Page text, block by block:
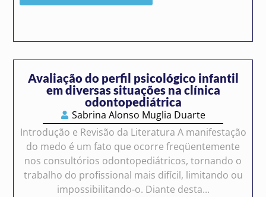
Avaliação do perfil psicológico infantil
em diversas situações na clínica
odontopediátrica
Sabrina Alonso Muglia Duarte
Introdução e Revisão da Literatura A manifestação
do medo é um fato que ocorre freqüentemente
nos consultórios odontopediátricos, tornando o
trabalho do profissional mais difícil, limitando ou
impossibilitando-o. Diante desta...